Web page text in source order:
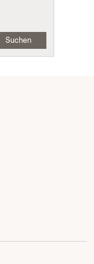
Suchen